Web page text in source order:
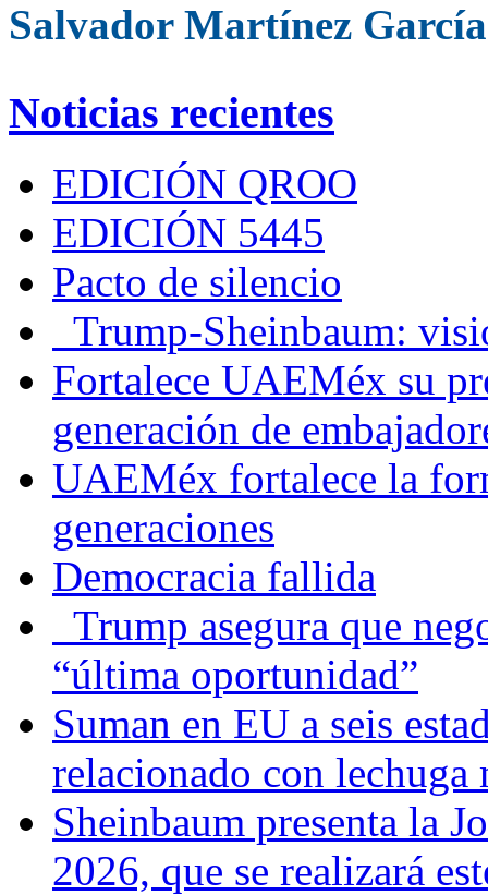
Salvador Martínez García
Noticias recientes
EDICIÓN QROO
EDICIÓN 5445
Pacto de silencio
Trump-Sheinbaum:
Fortalece UAEMéx su
generación de
UAEMéx fortalece la
generaciones
Democracia fallida
Trump asegura que
“última oportunidad”
Suman en EU a seis
relacionado con lechuga
Sheinbaum presenta la
2026, que se realizará